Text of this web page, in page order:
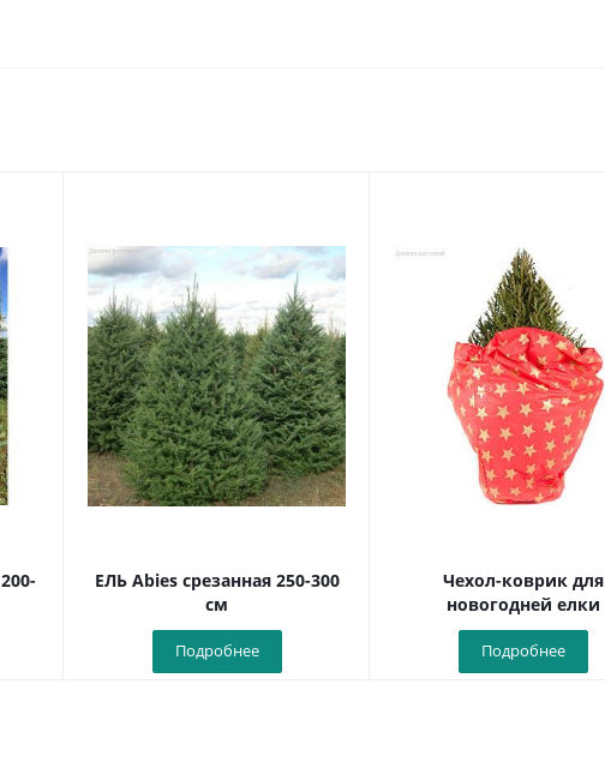
ЕЛЬ Abies срезанная 250-300
см
Подробнее
Чехол-коврик для
новогодней елки
Подробнее